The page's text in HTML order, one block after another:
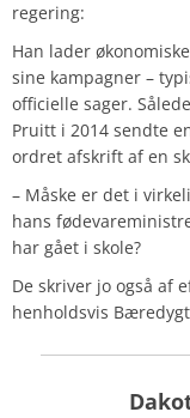
regering:
Han lader
sine kampagner –
officielle sager.
Pruitt i 2014 sendte
ordret afskrift af en
– Måske er det i
hans
har gået i skole?
De skriver jo også af
henholdsvis